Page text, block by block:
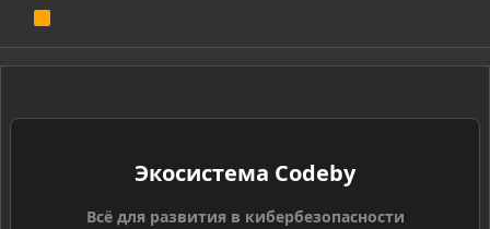
S
Экосистема Codeby
Всё для развития в кибербезопасности